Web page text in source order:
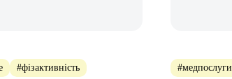
#фізактивність #медпослуги